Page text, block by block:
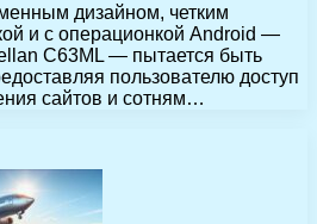
дизайном, четким
и с операционкой Android —
C63ML — пытается быть
пользователю доступ
сайтов и сотням…